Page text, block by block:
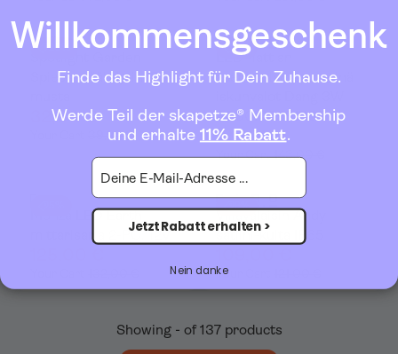
20%
Spiess -säähdytin IP54
32,00 €
39,95 €
9%
LED -lattian
asennuslamppu seinä
3000K 35º IP67
129,00 €
Your Cart143,00 €
Monza LED Earth -
mittarisarja 2-PC. 12V
9%
Viljavalaisin Andy
satiini-kulta IP65
Your Cart
Showing - of 137 products
Willkommensgeschenk
Finde das Highlight für Dein Zuhause.
Werde Teil der skapetze® Membership
und erhalte 11% Rabatt.
E-Mail
Jetzt Rabatt erhalten >
Nein danke